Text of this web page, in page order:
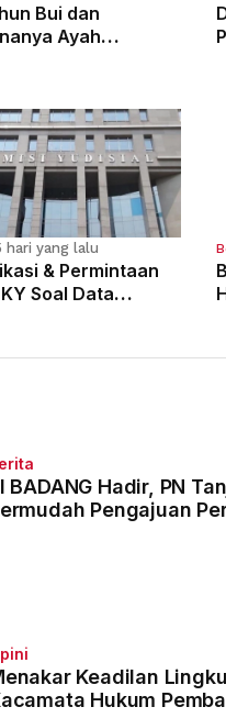
Bui dan
Ayah
hari yang lalu
& Permintaan
Soal Data
BADANG Hadir, PN
Pengajuan
Keadilan
Hukum